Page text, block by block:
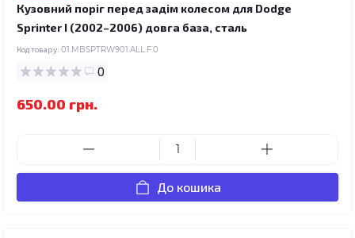
Кузовний поріг перед задім колесом для Dodge
Sprinter I (2002–2006) довга база, сталь
Код товару: 01.MBSPTRW901.ALL.F.0
0
650.00 грн.
До кошика